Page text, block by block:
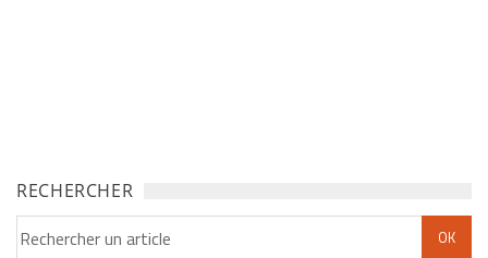
RECHERCHER